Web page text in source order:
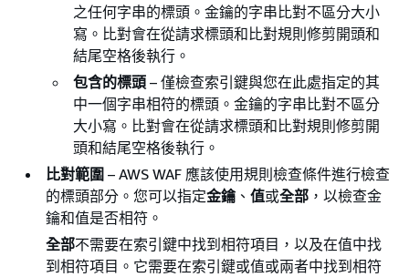
之任何字串的標頭。金鑰的字串比對不區分大小
寫。比對會在從請求標頭和比對規則修剪開頭和
結尾空格後執行。
包含的標頭 – 僅檢查索引鍵與您在此處指定的其
中一個字串相符的標頭。金鑰的字串比對不區分
大小寫。比對會在從請求標頭和比對規則修剪開
頭和結尾空格後執行。
比對範圍 – AWS WAF 應該使用規則檢查條件進行檢查
的標頭部分。您可以指定金鑰 、 值或全部 ，以檢查金
鑰和值是否相符。
全部不需要在索引鍵中找到相符項目，以及在值中找
到相符項目。它需要在索引鍵或值或兩者中找到相符